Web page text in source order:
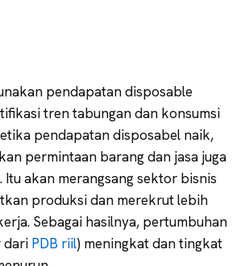
pendapatan disposable
tren tabungan dan konsumsi
pendapatan disposabel naik,
permintaan barang dan jasa juga
Itu akan merangsang sektor bisnis
produksi dan merekrut lebih
Sebagai hasilnya, pertumbuhan
dari PDB riil) meningkat dan tingkat